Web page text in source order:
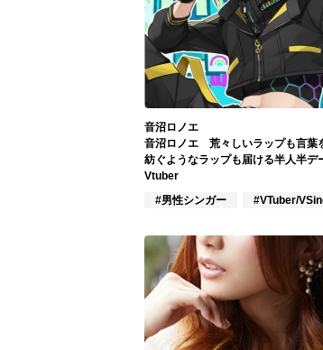
音沼ロノエ
音沼ロノエ 荒々しいラップも言葉
紡ぐようなラップも届ける半人半デ
Vtuber
#男性シンガー
#VTuber/